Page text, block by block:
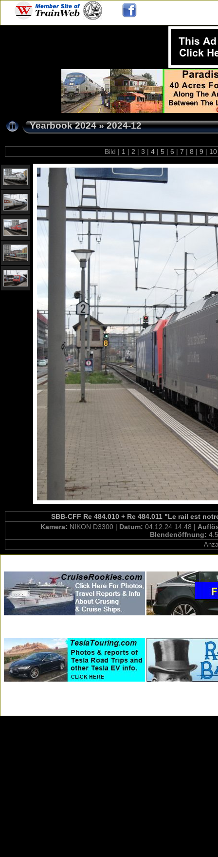
Yearbook 2024»2024-12
Bild | 1 | 2 | 3 | 4 | 5 | 6 | 7 | 8 | 9 |
SBB-CFF Re 484.010 + Re 484.011 "Le rail est
Kamera: NIKON D3300 | Datum: 04.12.24 14:48 |
Blendenöffnung: